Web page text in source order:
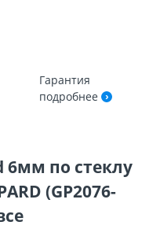
Гарантия
подробнее
6мм по стеклу
(GP2076-